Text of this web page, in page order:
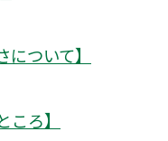
ついて】
ろ】